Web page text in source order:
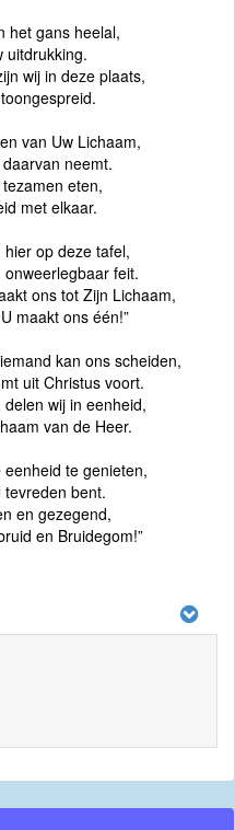
het gans heelal,
uitdrukking.
wij in deze plaats,
van Uw Lichaam,
neemt.
eten,
met elkaar.
op deze tafel,
feit.
ons tot Zijn Lichaam,
maakt ons één!”
kan ons scheiden,
uit Christus voort.
wij in eenheid,
van de Heer.
te genieten,
tevreden bent.
en gezegend,
en Bruidegom!”